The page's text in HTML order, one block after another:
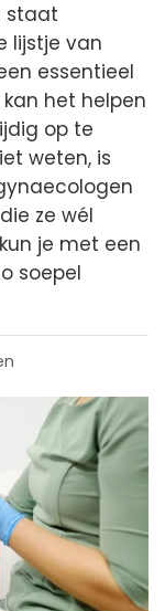
staat
lijstje van
essentieel
het helpen
op te
weten, is
ze wél
je met een
soepel